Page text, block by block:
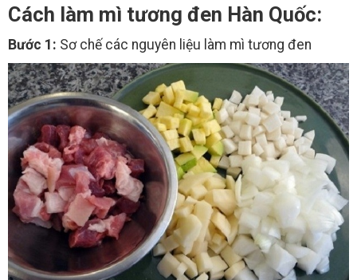
Cách làm mì tương đen Hàn Quốc:
Bước 1: Sơ chế các nguyên liệu làm mì tương đen